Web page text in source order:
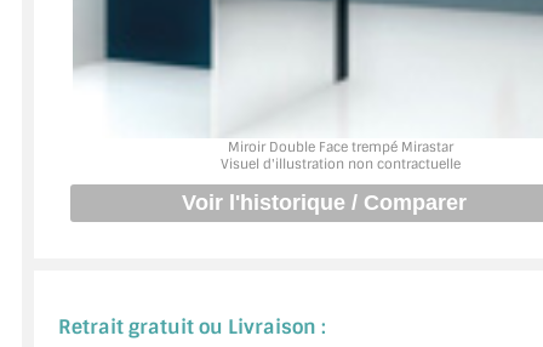
SYSTÈMES PIVOTANTS
SYSTÈMES COULISSANTS
Miroir Double Face trempé Mirastar
Visuel d'illustration non contractuelle
Retrait gratuit ou Livraison :